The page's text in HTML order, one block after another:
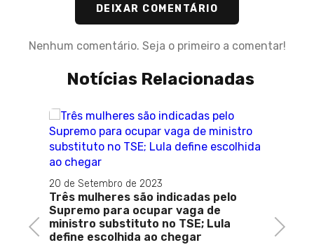
DEIXAR COMENTÁRIO
Nenhum comentário. Seja o primeiro a comentar!
Notícias Relacionadas
Previous
20 de Setembro de 2023
Três mulheres são indicadas pelo
Supremo para ocupar vaga de
ministro substituto no TSE; Lula
define escolhida ao chegar
Next